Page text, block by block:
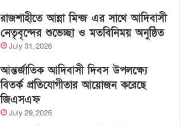
রাজশাহীতে আন্না মিন্জ এর সাথে আদিবাসী
নেতৃবৃন্দের শুভেচ্ছা ও মতবিনিময় অনুষ্ঠিত
July 31, 2026
আন্তর্জাতিক আদিবাসী দিবস উপলক্ষ্যে
বিতর্ক প্রতিযোগীতার আয়োজন করেছে
জিএসএফ
July 29, 2026